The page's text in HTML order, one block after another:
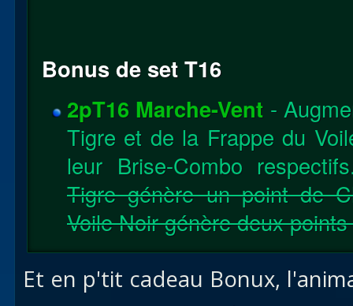
Bonus de set T16
2pT16 Marche-Vent -
Tigre et de la Frappe du
leur Brise-Combo
Tigre génère un point de
Voile Noir génère deux
Et en p'tit cadeau Bonux,